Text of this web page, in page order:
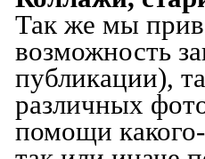
Так же мы
возможность
публикации),
различных
помощи